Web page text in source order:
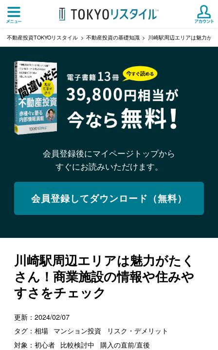
不動産投資TOKYOリスタイル 不動産投資の基礎知識 川崎駅周辺エリアは魅力が
会員登録後にマイページトップから
すぐにお読みいただけます。
会員登録してダウンロード（無料）
川崎駅周辺エリアは魅力がたく
さん！商業施設の情報や住みや
すさをチェック
更新： 2024/02/07
タグ： 相場 マンション投資
リスク・デメリット
対象： 初心者 比較検討中 購入の直前/直後